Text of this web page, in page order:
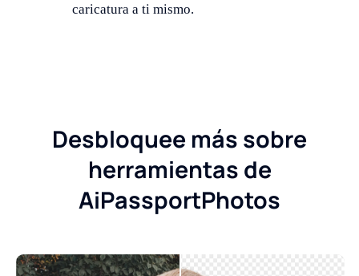
caricatura a ti mismo.
Desbloquee más sobre
herramientas de
AiPassportPhotos